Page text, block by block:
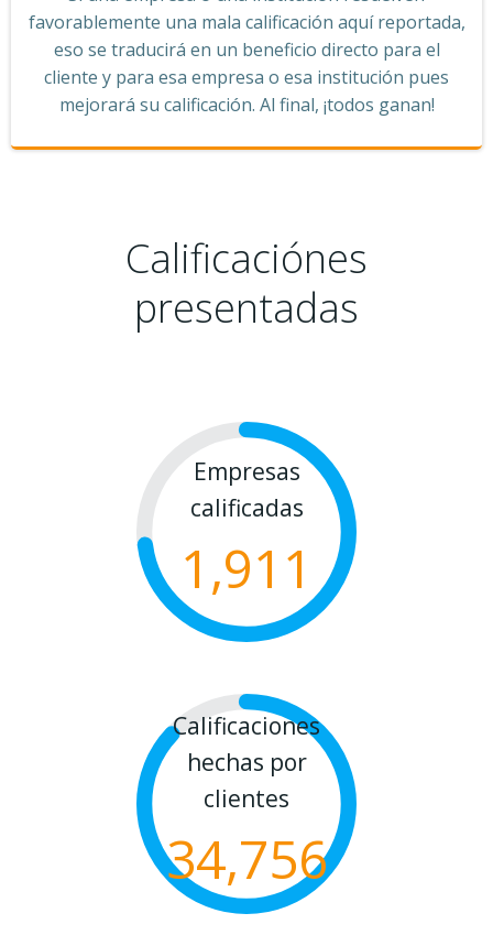
favorablemente una mala calificación aquí reportada,
eso se traducirá en un beneficio directo para el
cliente y para esa empresa o esa institución pues
mejorará su calificación. Al final, ¡todos ganan!
Calificaciónes
presentadas
Empresas
calificadas
1,911
Calificaciones
hechas por
clientes
34,756